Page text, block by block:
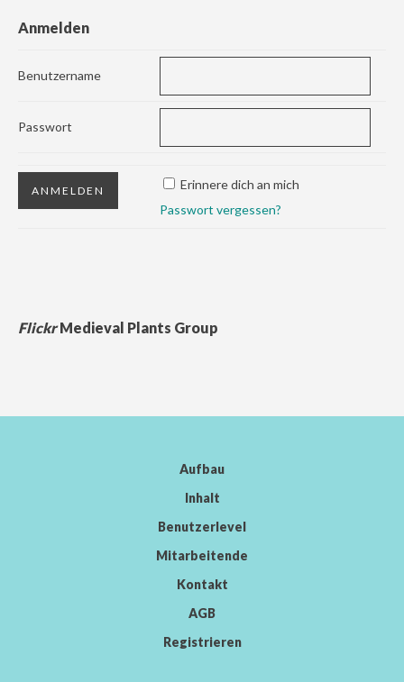
Anmelden
Benutzername
Passwort
Erinnere dich an mich
Passwort vergessen?
FlickrMedieval Plants Group
Aufbau
Inhalt
Benutzerlevel
Mitarbeitende
Kontakt
AGB
Registrieren